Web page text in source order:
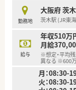
い方に最適な
【勤務実態につ
■残業時間は
ライフバラン
■年間休日は
を休めること
やすくプライ
勤務地
大阪府 茨
茨木駅 (JR東
給与
年収510万
月給
※想定・平均
異なる ※600
月：08:30-
火：08:30-